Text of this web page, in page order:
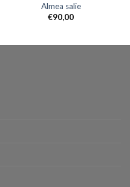
Almea salie
€90,00